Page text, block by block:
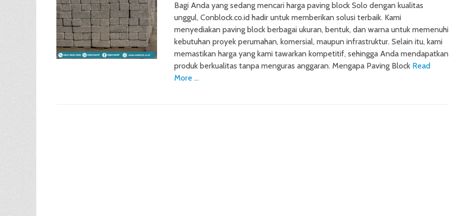
Bagi Anda yang sedang mencari harga paving block Solo dengan kualitas
unggul, Conblock.co.id hadir untuk memberikan solusi terbaik. Kami
menyediakan paving block berbagai ukuran, bentuk, dan warna untuk memenuhi
kebutuhan proyek perumahan, komersial, maupun infrastruktur. Selain itu, kami
memastikan harga yang kami tawarkan kompetitif, sehingga Anda mendapatkan
produk berkualitas tanpa menguras anggaran. Mengapa Paving Block Read
More …